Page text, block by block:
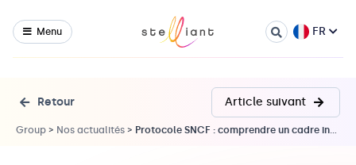
Menu FR
Retour
Group > Nos actualités > Protocole SNCF : comprendre un cadre indispensable mais trop souvent méconnu
Article suivant